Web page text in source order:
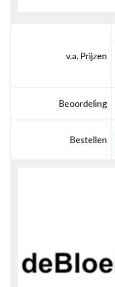
v.a. Prijzen
Beoordeling
Bestellen